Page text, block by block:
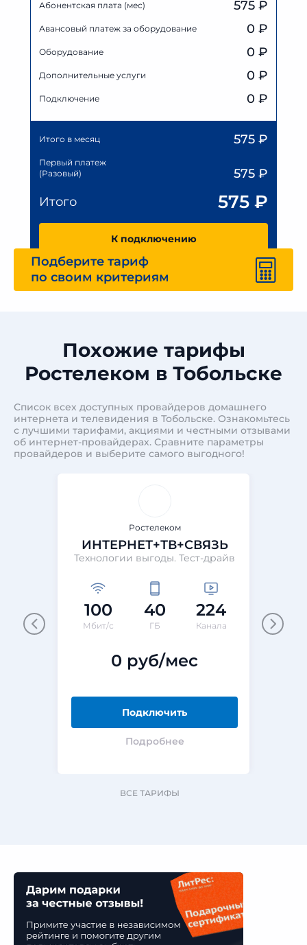
Абонентская плата (мес) 575 ₽
Авансовый платеж за оборудование 0 ₽
Оборудование 0 ₽
Дополнительные услуги 0 ₽
Подключение 0 ₽
Итого в месяц 575 ₽
Первый платеж
(Разовый)
575 ₽
Итого
575 ₽
К подключению
Подберите тариф
по своим критериям
Похожие тарифы
Ростелеком в Тобольске
Список всех доступных провайдеров домашнего
интернета и телевидения в Тобольске. Ознакомьтесь
с лучшими тарифами, акциями и честными отзывами
об интернет-провайдерах. Сравните параметры
провайдеров и выберите самого выгодного!
Ростелеком
ИНТЕРНЕТ+ТВ+СВЯЗЬ
Технологии выгоды. Тест-драйв
100
Мбит/с
40
ГБ
224
Канала
0 руб/мес
Подключить
Подробнее
ВСЕ ТАРИФЫ